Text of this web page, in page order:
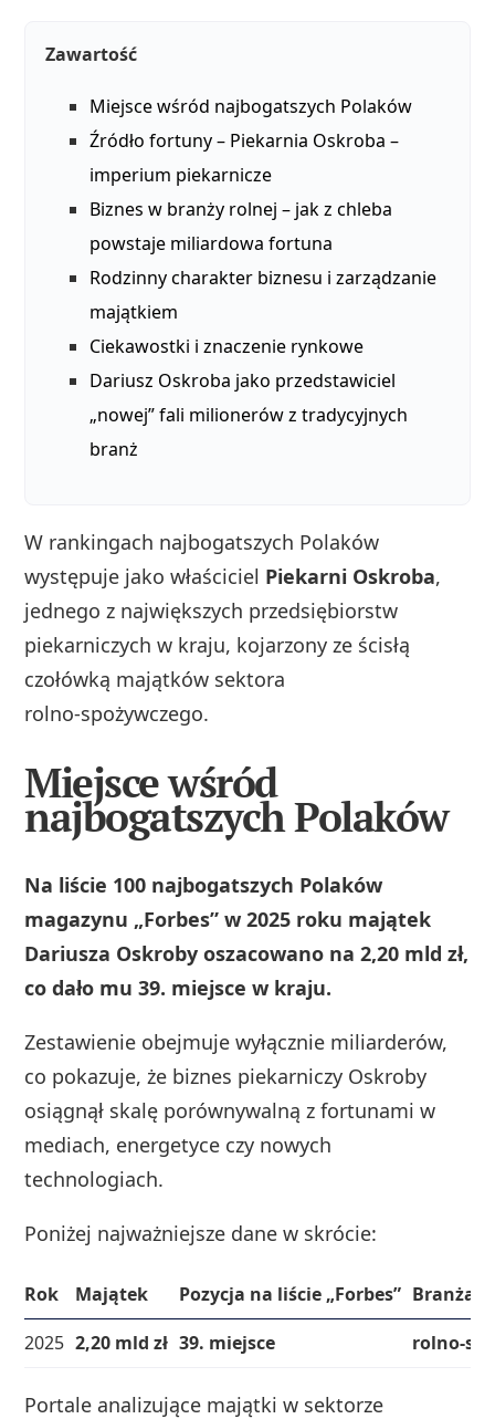
Zawartość
Miejsce wśród najbogatszych Polaków
Źródło fortuny – Piekarnia Oskroba –
imperium piekarnicze
Biznes w branży rolnej – jak z chleba
powstaje miliardowa fortuna
Rodzinny charakter biznesu i zarządzanie
majątkiem
Ciekawostki i znaczenie rynkowe
Dariusz Oskroba jako przedstawiciel
„nowej” fali milionerów z tradycyjnych
branż
W rankingach najbogatszych Polaków
występuje jako właściciel Piekarni Oskroba,
jednego z największych przedsiębiorstw
piekarniczych w kraju, kojarzony ze ścisłą
czołówką majątków sektora
rolno‑spożywczego.
Miejsce wśród
najbogatszych Polaków
Na liście 100 najbogatszych Polaków
magazynu „Forbes” w 2025 roku majątek
Dariusza Oskroby oszacowano na 2,20 mld zł,
co dało mu 39. miejsce w kraju.
Zestawienie obejmuje wyłącznie miliarderów,
co pokazuje, że biznes piekarniczy Oskroby
osiągnął skalę porównywalną z fortunami w
mediach, energetyce czy nowych
technologiach.
Poniżej najważniejsze dane w skrócie:
Rok Majątek Pozycja na liście „Forbes” Branża
2025 2,20 mld zł 39. miejsce
Portale analizujące majątki w sektorze